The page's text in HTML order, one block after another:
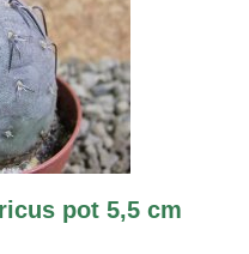
pot 5,5 cm